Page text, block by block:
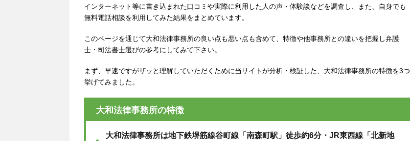
インターネット等に書き込まれた口コミや実際に利用した人の声・体験談などを調査し、
また、自身でも
無料電話相談を利用してみた結果をまとめています。
このページを通じて大和法律事務所の良い点も悪い点も含めて、特徴や他事務所との違いを把握し弁護
士・司法書士選びの参考にしてみて下さい。
まず、早速ですがザッと理解していただくために当サイトが分析・検証した、大和法律事務所の特徴を3つ
挙げてみました。
大和法律事務所の特徴
大和法律事務所は地下鉄堺筋線谷町線「南森町駅」徒歩約6分・JR東西線「北新地